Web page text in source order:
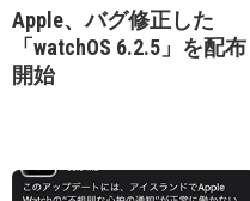
Apple、バグ修正した
「watchOS 6.2.5」を配布
開始